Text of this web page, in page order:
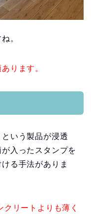
。
ります。
いう製品が浸透
入ったスタンプを
る手法がありま
リートよりも薄く